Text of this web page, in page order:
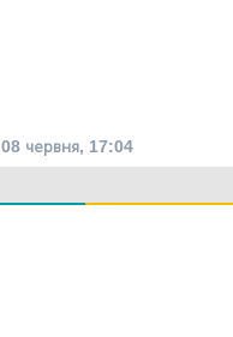
08 червня, 17:04